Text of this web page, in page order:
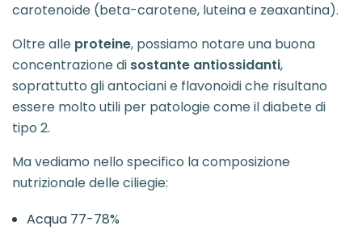
carotenoide (beta-carotene, luteina e zeaxantina).
Oltre alle proteine, possiamo notare una buona
concentrazione di sostante antiossidanti,
soprattutto gli antociani e flavonoidi che risultano
essere molto utili per patologie come il diabete di
tipo 2.
Ma vediamo nello specifico la composizione
nutrizionale delle ciliegie:
Acqua 77-78%